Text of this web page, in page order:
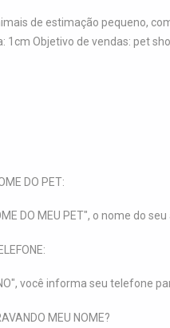
de estimação pequeno,
1cm Objetivo de vendas: pet
DO PET:
DO MEU PET", o nome do
você informa seu telefone
MEU NOME?